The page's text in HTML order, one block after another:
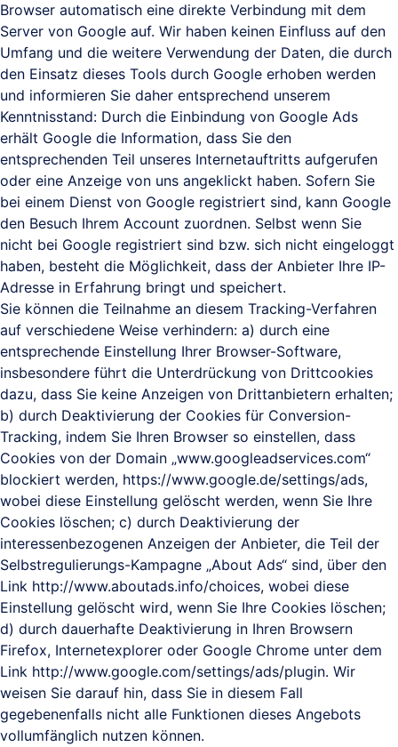
Browser automatisch eine direkte Verbindung mit dem
Server von Google auf. Wir haben keinen Einfluss auf den
Umfang und die weitere Verwendung der Daten, die durch
den Einsatz dieses Tools durch Google erhoben werden
und informieren Sie daher entsprechend unserem
Kenntnisstand: Durch die Einbindung von Google Ads
erhält Google die Information, dass Sie den
entsprechenden Teil unseres Internetauftritts aufgerufen
oder eine Anzeige von uns angeklickt haben. Sofern Sie
bei einem Dienst von Google registriert sind, kann Google
den Besuch Ihrem Account zuordnen. Selbst wenn Sie
nicht bei Google registriert sind bzw. sich nicht eingeloggt
haben, besteht die Möglichkeit, dass der Anbieter Ihre IP-
Adresse in Erfahrung bringt und speichert.
Sie können die Teilnahme an diesem Tracking-Verfahren
auf verschiedene Weise verhindern: a) durch eine
entsprechende Einstellung Ihrer Browser-Software,
insbesondere führt die Unterdrückung von Drittcookies
dazu, dass Sie keine Anzeigen von Drittanbietern erhalten;
b) durch Deaktivierung der Cookies für Conversion-
Tracking, indem Sie Ihren Browser so einstellen, dass
Cookies von der Domain „www.googleadservices.com“
blockiert werden, https://www.google.de/settings/ads,
wobei diese Einstellung gelöscht werden, wenn Sie Ihre
Cookies löschen; c) durch Deaktivierung der
interessenbezogenen Anzeigen der Anbieter, die Teil der
Selbstregulierungs-Kampagne „About Ads“ sind, über den
Link http://www.aboutads.info/choices, wobei diese
Einstellung gelöscht wird, wenn Sie Ihre Cookies löschen;
d) durch dauerhafte Deaktivierung in Ihren Browsern
Firefox, Internetexplorer oder Google Chrome unter dem
Link http://www.google.com/settings/ads/plugin. Wir
weisen Sie darauf hin, dass Sie in diesem Fall
gegebenenfalls nicht alle Funktionen dieses Angebots
vollumfänglich nutzen können.